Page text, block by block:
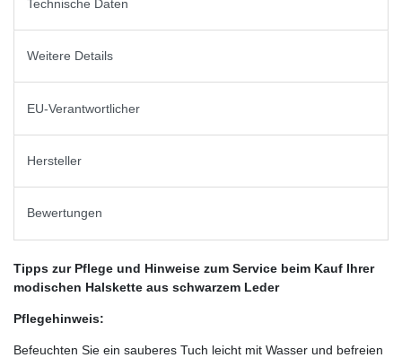
Technische Daten
Weitere Details
EU-Verantwortlicher
Hersteller
Bewertungen
Tipps zur Pflege und Hinweise zum Service beim Kauf Ihrer
modischen Halskette aus schwarzem Leder
Pflegehinweis:
Befeuchten Sie ein sauberes Tuch leicht mit Wasser und befreien